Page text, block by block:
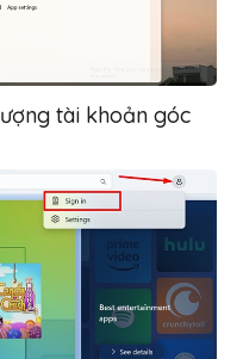
tài khoản góc